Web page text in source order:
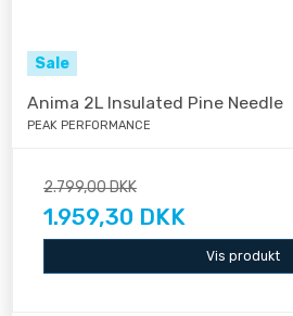
Sale
Anima 2L Insulated Pine Needle
PEAK PERFORMANCE
2.799,00 DKK
1.959,30 DKK
Vis produkt